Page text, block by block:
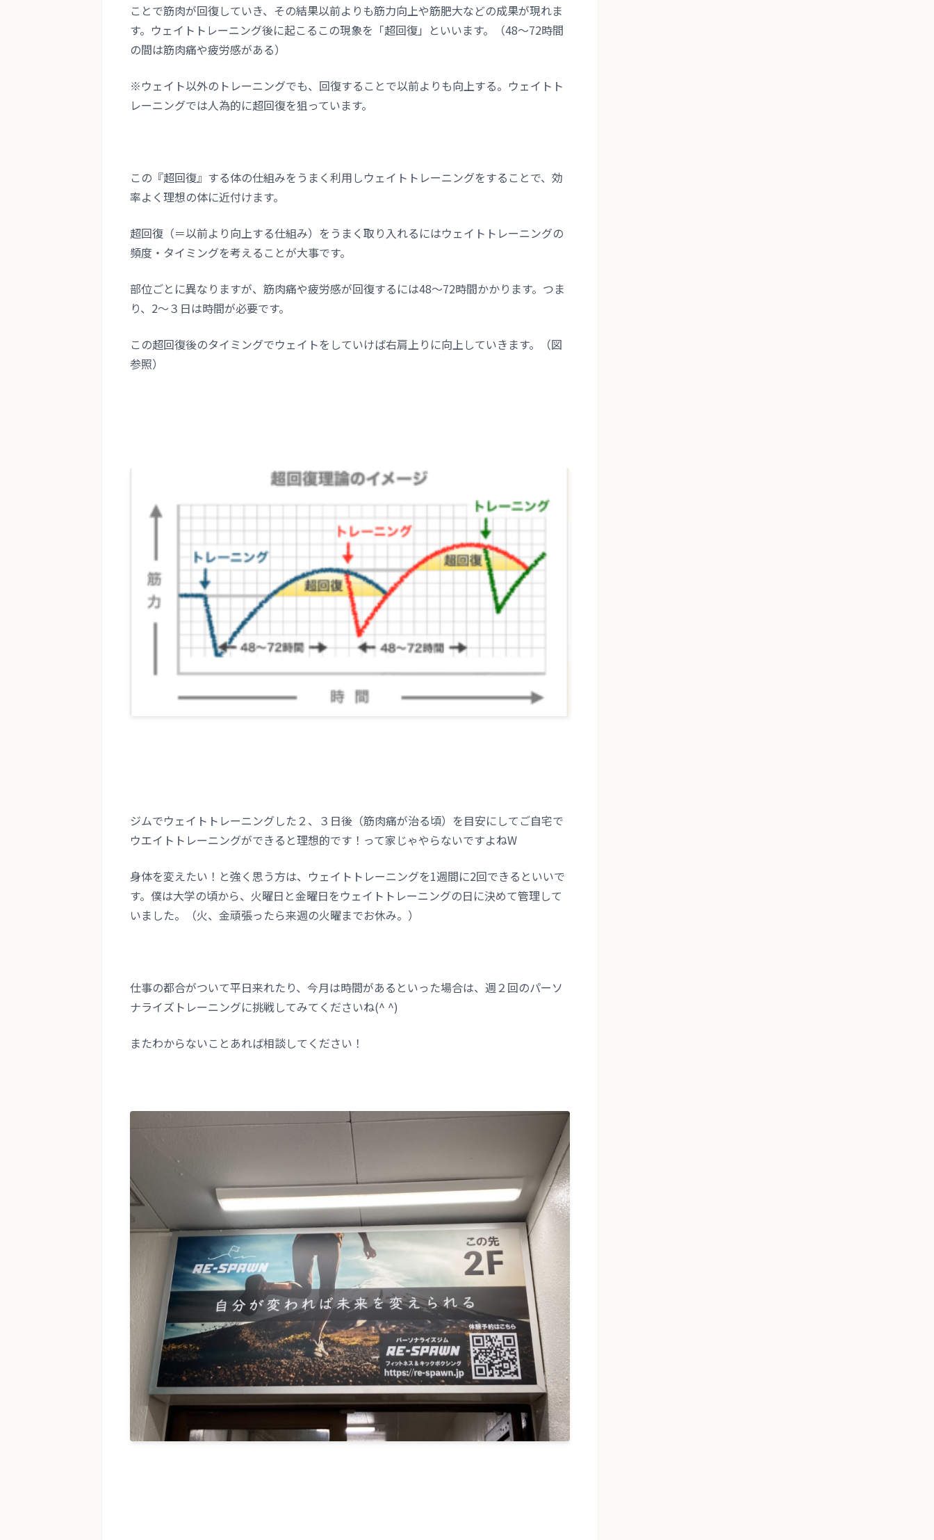
ことで筋肉が回復していき、その結果以前よりも筋力向上や筋肥大などの成果が現れま
す。ウェイトトレーニング後に起こるこの現象を「超回復」といいます。（48〜72時間
の間は筋肉痛や疲労感がある）
※ウェイト以外のトレーニングでも、回復することで以前よりも向上する。ウェイトト
レーニングでは人為的に超回復を狙っています。
この『超回復』する体の仕組みをうまく利用しウェイトトレーニングをすることで、効
率よく理想の体に近付けます。
超回復（＝以前より向上する仕組み）をうまく取り入れるにはウェイトトレーニングの
頻度・タイミングを考えることが大事です。
部位ごとに異なりますが、筋肉痛や疲労感が回復するには48〜72時間かかります。つま
り、2〜３日は時間が必要です。
この超回復後のタイミングでウェイトをしていけば右肩上りに向上していきます。（図
参照）
ジムでウェイトトレーニングした２、３日後（筋肉痛が治る頃）を目安にしてご自宅で
ウエイトトレーニングができると理想的です！って家じゃやらないですよねW
身体を変えたい！と強く思う方は、ウェイトトレーニングを1週間に2回できるといいで
す。僕は大学の頃から、火曜日と金曜日をウェイトトレーニングの日に決めて管理して
いました。（火、金頑張ったら来週の火曜までお休み。）
仕事の都合がついて平日来れたり、今月は時間があるといった場合は、週２回のパーソ
ナライズトレーニングに挑戦してみてくださいね(^ ^)
またわからないことあれば相談してください！